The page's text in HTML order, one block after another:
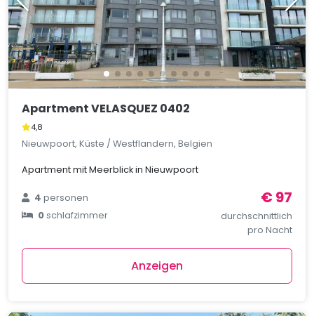
Apartment VELASQUEZ 0402
4,8
Nieuwpoort, Küste / Westflandern, Belgien
Apartment mit Meerblick in Nieuwpoort
4personen
0schlafzimmer
€ 97
durchschnittlich
pro Nacht
Anzeigen